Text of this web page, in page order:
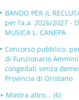
BANDO PER IL
per l’a.a. 2026/2027 -
MUSICA L. CANEPA
Concorso pubblico,
di Funzionario
congedati senza
Provincia di Oristano
Mostra altro... (6)